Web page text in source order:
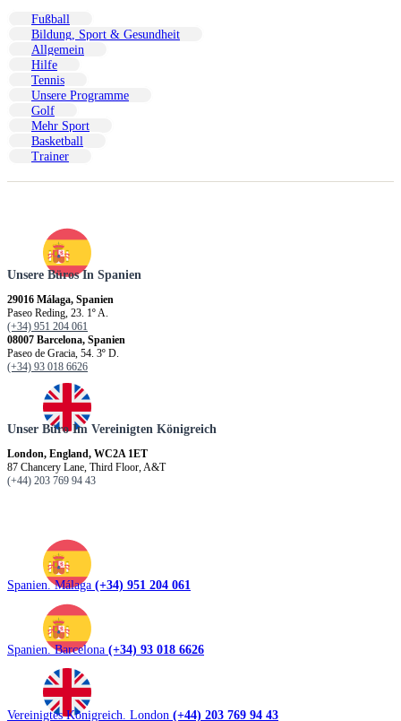
Fußball
Bildung, Sport & Gesundheit
Allgemein
Hilfe
Tennis
Unsere Programme
Golf
Mehr Sport
Basketball
Trainer
Unsere Büros In Spanien
29016 Málaga, Spanien
Paseo Reding, 23. 1º A.
(+34) 951 204 061
08007 Barcelona, Spanien
Paseo de Gracia, 54. 3º D.
(+34) 93 018 6626
Unser Büro Im Vereinigten Königreich
London, England, WC2A 1ET
87 Chancery Lane, Third Floor, A&T
(+44) 203 769 94 43
Spanien. Málaga (+34) 951 204 061
Spanien. Barcelona (+34) 93 018 6626
Vereinigtes Königreich. London (+44) 203 769 94 43